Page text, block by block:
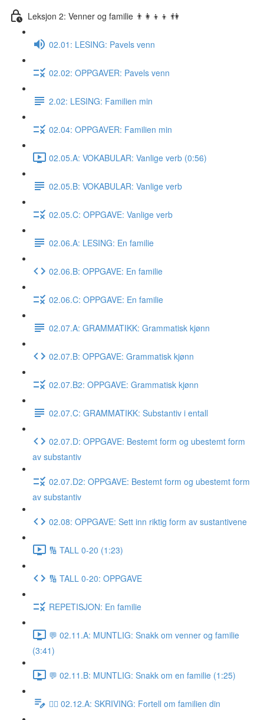
Leksjon 2: Venner og familie 👨‍👩‍👦‍👦 👫
02.01: LESING: Pavels venn
02.02: OPPGAVER: Pavels venn
2.02: LESING: Familien min
02.04: OPPGAVER: Familien min
02.05.A: VOKABULAR: Vanlige verb (0:56)
02.05.B: VOKABULAR: Vanlige verb
02.05.C: OPPGAVE: Vanlige verb
02.06.A: LESING: En familie
02.06.B: OPPGAVE: En familie
02.06.C: OPPGAVE: En familie
02.07.A: GRAMMATIKK: Grammatisk kjønn
02.07.B: OPPGAVE: Grammatisk kjønn
02.07.B2: OPPGAVE: Grammatisk kjønn
02.07.C: GRAMMATIKK: Substantiv i entall
02.07.D: OPPGAVE: Bestemt form og ubestemt form
av substantiv
02.07.D2: OPPGAVE: Bestemt form og ubestemt form
av substantiv
02.08: OPPGAVE: Sett inn riktig form av sustantivene
🔢 TALL 0-20 (1:23)
🔢 TALL 0-20: OPPGAVE
REPETISJON: En familie
💬 02.11.A: MUNTLIG: Snakk om venner og familie
(3:41)
💬 02.11.B: MUNTLIG: Snakk om en familie (1:25)
✍🏼 02.12.A: SKRIVING: Fortell om familien din